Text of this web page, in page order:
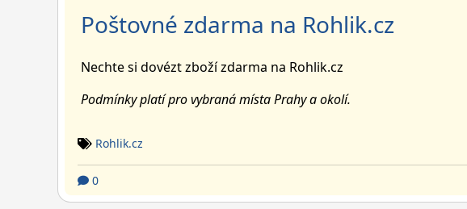
Poštovné zdarma na Rohlik.cz
Nechte si dovézt zboží zdarma na Rohlik.cz
Podmínky platí pro vybraná místa Prahy a okolí.
Rohlik.cz
0